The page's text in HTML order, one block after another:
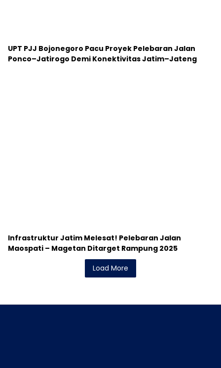
UPT PJJ Bojonegoro Pacu Proyek Pelebaran Jalan
Ponco–Jatirogo Demi Konektivitas Jatim–Jateng
Infrastruktur Jatim Melesat! Pelebaran Jalan
Maospati – Magetan Ditarget Rampung 2025
Load More